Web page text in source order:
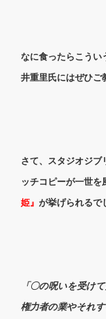
なに食ったらこうい
井重里氏にはぜひご
さて、スタジオジ
ッチコピーが一世
姫』 が挙げられるで
「〇の呪いを受け
権力者の業やそれ